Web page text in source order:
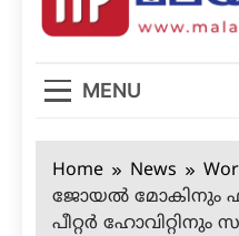
MENU
Home News
ജോയല്‍ മോകിനും
പീറ്റര്‍